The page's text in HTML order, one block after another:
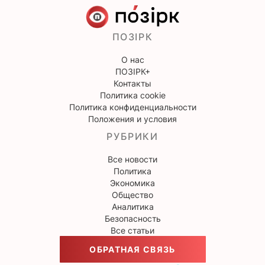
ПОЗІРК
О нас
ПОЗІРК+
Контакты
Политика cookie
Политика конфиденциальности
Положения и условия
РУБРИКИ
Все новости
Политика
Экономика
Общество
Аналитика
Безопасность
Все статьи
ОБРАТНАЯ СВЯЗЬ